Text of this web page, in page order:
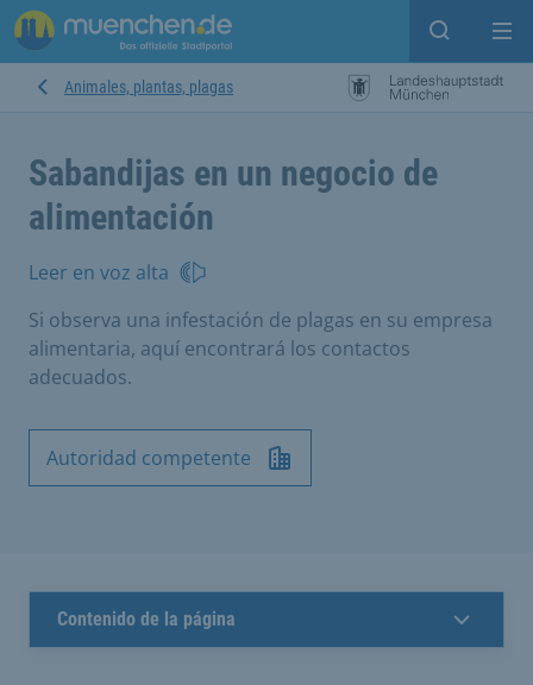
Open
Animales, plantas, plagas
Sabandijas en un negocio de
alimentación
Leer en voz alta
Si observa una infestación de plagas en su empresa
alimentaria, aquí encontrará los contactos
adecuados.
Autoridad competente
Contenido de la página